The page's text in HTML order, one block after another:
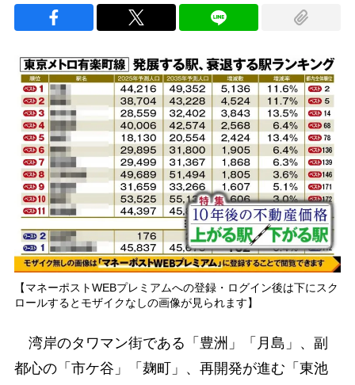
【マネーポストWEBプレミアムへの登録・ログイン後は下にスク
ロールするとモザイクなしの画像が見られます】
湾岸のタワマン街である「豊洲」「月島」、副
都心の「市ケ谷」「麹町」、再開発が進む「東池